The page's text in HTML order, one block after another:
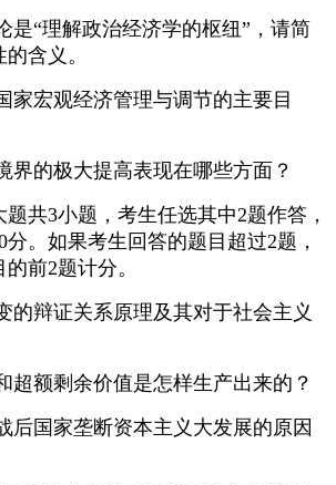
是“理解政治经济学的枢纽”，请简
含义。
家宏观经济管理与调节的主要目
界的极大提高表现在哪些方面？
共3小题，考生任选其中2题作答，
分。如果考生回答的题目超过2题，
前2题计分。
的辩证关系原理及其对于社会主义
超额剩余价值是怎样生产出来的？
后国家垄断资本主义大发展的原因